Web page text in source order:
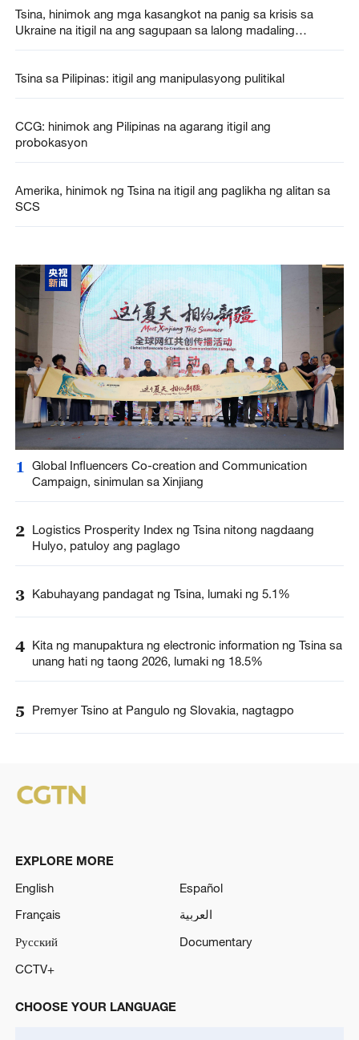
Tsina, hinimok ang mga kasangkot na panig sa krisis sa
Ukraine na itigil na ang sagupaan sa lalong madaling
Tsina sa Pilipinas: itigil ang manipulasyong pulitikal
CCG: hinimok ang Pilipinas na agarang itigil ang
probokasyon
Amerika, hinimok ng Tsina na itigil ang paglikha ng alitan sa
SCS
1
Global Influencers Co-creation and Communication
Campaign, sinimulan sa Xinjiang
2 Logistics Prosperity Index ng Tsina nitong nagdaang
Hulyo, patuloy ang paglago
3 Kabuhayang pandagat ng Tsina, lumaki ng 5.1%
4 Kita ng manupaktura ng electronic information ng Tsina sa
unang hati ng taong 2026, lumaki ng 18.5%
5 Premyer Tsino at Pangulo ng Slovakia, nagtagpo
EXPLORE MORE
English
Español
Français
العربية
Русский
Documentary
CCTV+
CHOOSE YOUR LANGUAGE